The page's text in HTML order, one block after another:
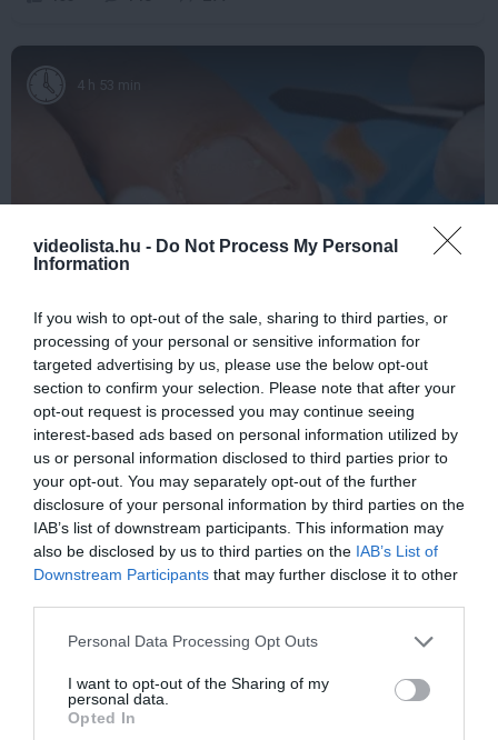
videolista.hu - Do Not Process My Personal
Information
If you wish to opt-out of the sale, sharing to third parties, or
processing of your personal or sensitive information for
targeted advertising by us, please use the below opt-out
section to confirm your selection. Please note that after your
opt-out request is processed you may continue seeing
interest-based ads based on personal information utilized by
us or personal information disclosed to third parties prior to
your opt-out. You may separately opt-out of the further
disclosure of your personal information by third parties on the
IAB’s list of downstream participants. This information may
also be disclosed by us to third parties on the IAB’s List of
Downstream Participants that may further disclose it to other
Please note that this website/app uses one or more Google
not limited to your visit or usage behaviour. You may click to
grant or deny consent to Google and its third-party tags to
use your data for below specified purposes in below Google
Personal Data Processing Opt Outs
I want to opt-out of the Sharing of my
personal data.
Opted In
4 h 53 min
Fungus Dries Up And Falls Off After The First
Use
More
167 80 373
6 h 19 min